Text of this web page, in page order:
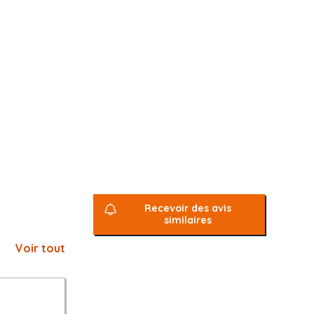
Voir tout
Recevoir des avis
similaires